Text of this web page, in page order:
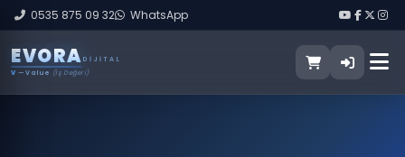
0535 875 09 32 WhatsApp
EVORA DIJITAL
V — Value (İş Değeri)